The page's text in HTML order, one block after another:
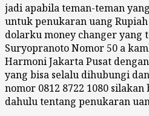
jadi apabila teman-teman
untuk penukaran uang
dolarku money changer yang
Suryopranoto Nomor 50 a
Harmoni Jakarta Pusat
yang bisa selalu dihubungi
nomor 0812 8722 1080
dahulu tentang penukaran